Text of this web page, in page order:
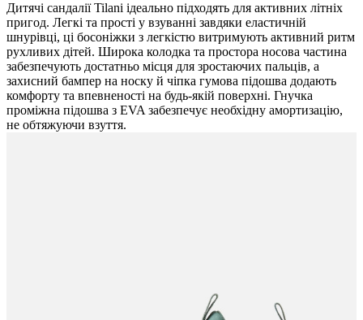
Дитячі сандалії Tilani ідеально підходять для активних літніх
пригод. Легкі та прості у взуванні завдяки еластичній
шнурівці, ці босоніжки з легкістю витримують активний ритм
рухливих дітей. Широка колодка та простора носова частина
забезпечують достатньо місця для зростаючих пальців, а
захисний бампер на носку й чіпка гумова підошва додають
комфорту та впевненості на будь-якій поверхні. Гнучка
проміжна підошва з EVA забезпечує необхідну амортизацію,
не обтяжуючи взуття.